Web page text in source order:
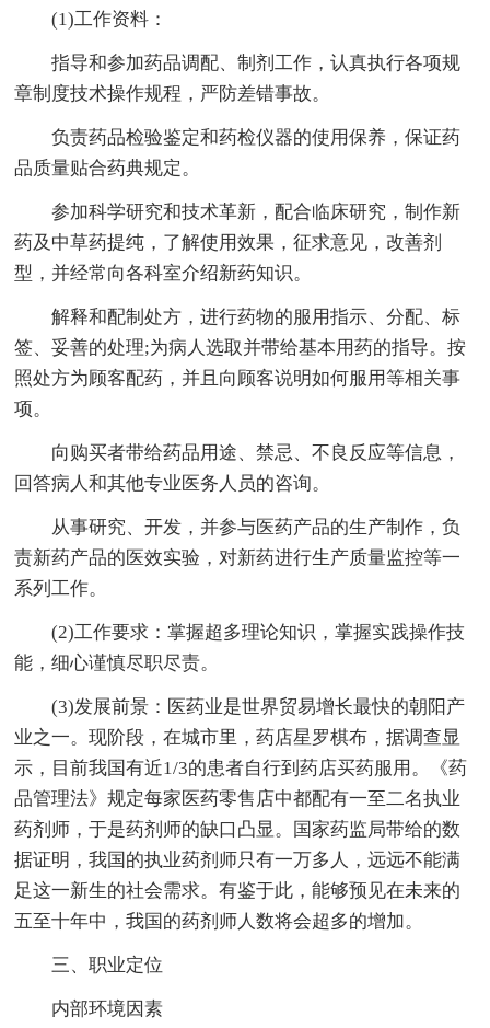
(1)工作资料：
指导和参加药品调配、制剂工作，认真执行各项规
章制度技术操作规程，严防差错事故。
负责药品检验鉴定和药检仪器的使用保养，保证药
品质量贴合药典规定。
参加科学研究和技术革新，配合临床研究，制作新
药及中草药提纯，了解使用效果，征求意见，改善剂
型，并经常向各科室介绍新药知识。
解释和配制处方，进行药物的服用指示、分配、标
签、妥善的处理;为病人选取并带给基本用药的指导。按
照处方为顾客配药，并且向顾客说明如何服用等相关事
项。
向购买者带给药品用途、禁忌、不良反应等信息，
回答病人和其他专业医务人员的咨询。
从事研究、开发，并参与医药产品的生产制作，负
责新药产品的医效实验，对新药进行生产质量监控等一
系列工作。
(2)工作要求：掌握超多理论知识，掌握实践操作技
能，细心谨慎尽职尽责。
(3)发展前景：医药业是世界贸易增长最快的朝阳产
业之一。现阶段，在城市里，药店星罗棋布，据调查显
示，目前我国有近1/3的患者自行到药店买药服用。《药
品管理法》规定每家医药零售店中都配有一至二名执业
药剂师，于是药剂师的缺口凸显。国家药监局带给的数
据证明，我国的执业药剂师只有一万多人，远远不能满
足这一新生的社会需求。有鉴于此，能够预见在未来的
五至十年中，我国的药剂师人数将会超多的增加。
三、职业定位
内部环境因素